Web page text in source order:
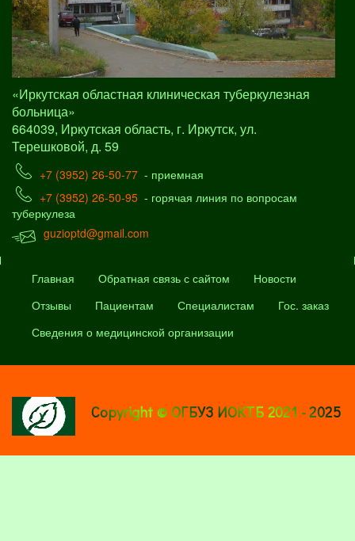
«Иркутская областная клиническая туберкулезная
больница»
664039, Иркутская область, г. Иркутск, ул.
Терешковой, д. 59
+7 (3952) 26-50-77 - приемная
+7 (3952) 26-50-95 - горячая линия по вопросам
туберкулеза
guzioptd@gmail.com
Главная Обратная связь с сайтом
Новости
Отзывы
Пациентам Специалистам
Гос. заказ
Сведения о медицинской организации
Copyright © ОГБУЗ ИОКТБ 2021 - 2025